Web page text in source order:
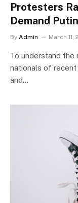
Protesters
Demand
By Admin March 11,
To understand the
nationals of
and…